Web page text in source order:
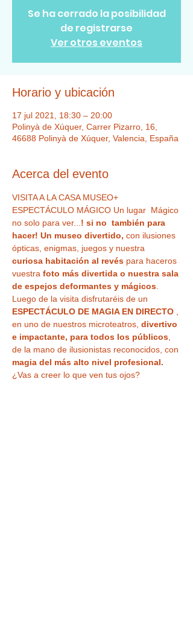
Se ha cerrado la posibilidad
de registrarse
Ver otros eventos
Horario y ubicación
17 jul 2021, 18:30 – 20:00
Polinyà de Xúquer, Carrer Pizarro, 16,
46688 Polinyà de Xúquer, Valencia, España
Acerca del evento
VISITA A LA CASA MUSEO+
ESPECTÁCULO MÁGICO Un lugar  Mágico
no solo para ver... ! si no  también para
hacer! Un museo divertido, con ilusiones
ópticas, enigmas, juegos y nuestra
curiosa habitación al revés para haceros
vuestra foto más divertida o nuestra sala
de espejos deformantes y mágicos
Luego de la visita disfrutaréis de un
ESPECTÁCULO DE MAGIA EN DIRECTO
en uno de nuestros microteatros, divertivo
e impactante, para todos los públicos
de la mano de ilusionistas reconocidos, con
magia del más alto nivel profesional.
¿Vas a creer lo que ven tus ojos?